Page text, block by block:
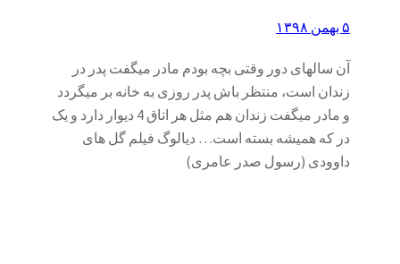
۵ بهمن ۱۳۹۸
آن سالهای دور وقتی بچه بودم مادر میگفت پدر در
زندان است، منتظر باش پدر روزی به خانه بر میگردد
و مادر میگفت زندان هم مثل هر اتاق 4 دیوار دارد و یک
در که همیشه بسته است… دیالوگ فیلم گل های
داوودی (رسول صدر عامری)